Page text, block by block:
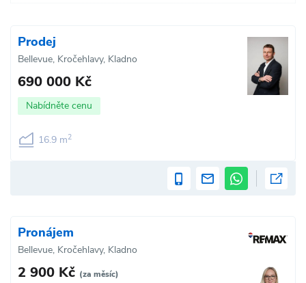
Prodej
Bellevue, Kročehlavy, Kladno
690 000 Kč
Nabídněte cenu
16.9 m2
Pronájem
Bellevue, Kročehlavy, Kladno
2 900 Kč (za měsíc)